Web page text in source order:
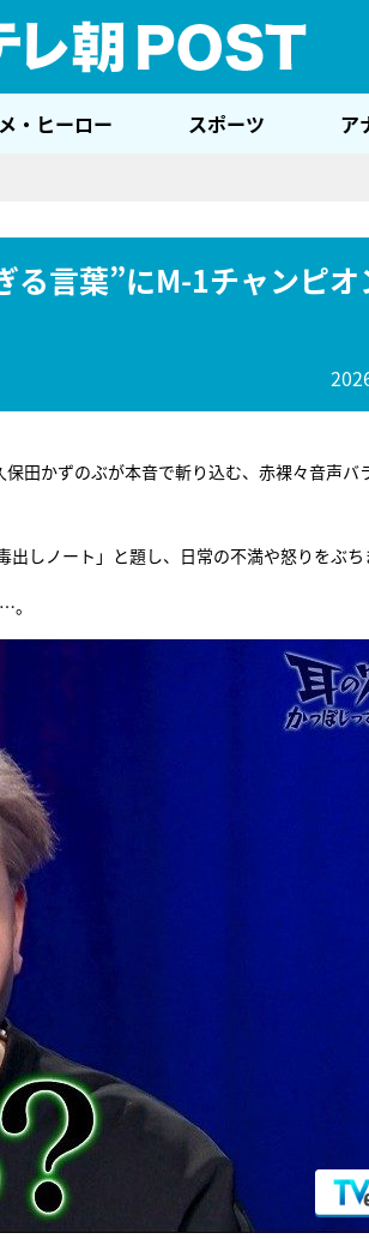
・ヒーロー スポーツ ア
る言葉”にM-1チャンピオ
田かずのぶが本音で斬り込む、赤裸々音声バ
しノート」と題し、日常の不満や怒りをぶち
。